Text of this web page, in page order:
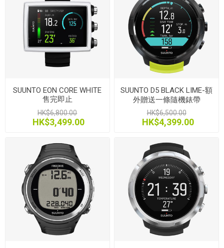
SUUNTO EON CORE WHITE
售完即止
HK$6,800.00
HK$3,499.00
SUUNTO D5 BLACK LIME-額
外贈送一條隨機錶帶
HK$6,500.00
HK$4,399.00